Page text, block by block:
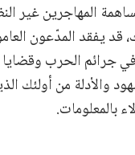
المهاجرين غير
قد يفقد المدّعون
جرائم الحرب وقضايا
والأدلة من أولئك
بالمعلومات.